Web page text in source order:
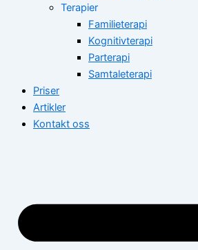
Terapier
Familieterapi
Kognitivterapi
Parterapi
Samtaleterapi
Priser
Artikler
Kontakt oss